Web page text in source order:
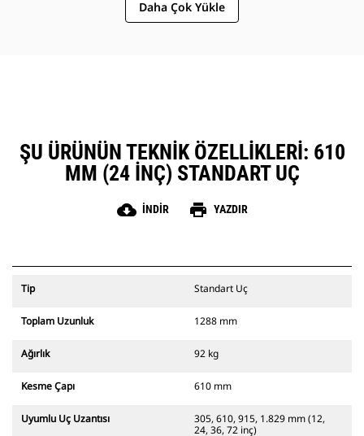
Daha Çok Yükle
ŞU ÜRÜNÜN TEKNIK ÖZELLIKLERI: 610
MM (24 INÇ) STANDART UÇ
cloud_download İNDIR print YAZDIR
Tip Standart Uç
Toplam Uzunluk 1288 mm
Ağırlık 92 kg
Kesme Çapı 610 mm
Uyumlu Uç Uzantısı
305, 610, 915, 1.829 mm (12,
24, 36, 72 inç)